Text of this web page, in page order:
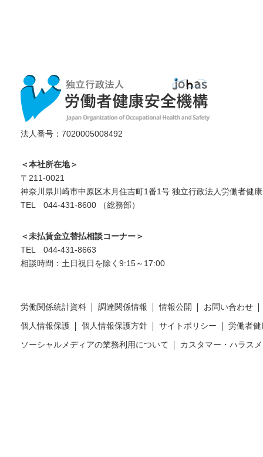
法人番号：7020005008492
＜本社所在地＞
〒211-0021
神奈川県川崎市中原区木月住吉町1番1号 独立行政法人労働者健
TEL 044-431-8600 （総務部）
＜未払賃金立替払相談コーナー＞
TEL 044-431-8663
相談時間：土日祝日を除く9:15～17:00
労働関係統計資料 調達関係情報 情報公開
お問い合わせ
個人情報保護
個人情報保護方針 サイトポリシー
労働者
ソーシャルメディアの業務利用について
カスタマー・ハラス